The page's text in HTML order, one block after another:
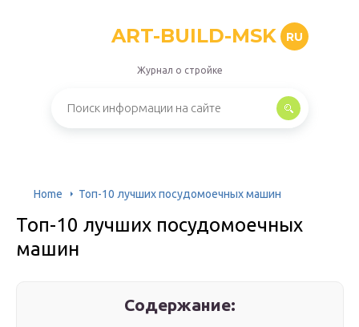
ART-BUILD-MSK RU
Журнал о стройке
Home Топ-10 лучших посудомоечных машин
Топ-10 лучших посудомоечных
машин
Содержание: